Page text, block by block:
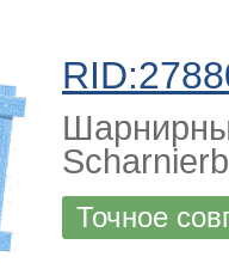
Точное